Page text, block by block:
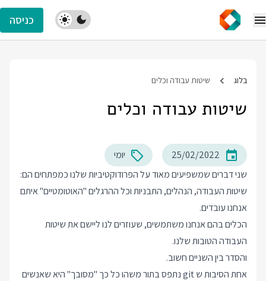
כניסה
בלוג שיטות עבודה וכלים
שיטות עבודה וכלים
25/02/2022
יומי
שני דברים שמשפיעים מאוד על הפרודוקטיביות שלנו כמפתחים הם:
שיטות העבודה, הנהלים, התבניות וכל ההרגלים "האוטומטיים" איתם
אנחנו עובדים.
הכלים בהם אנחנו משתמשים, שעוזרים לנו ליישם את שיטות
העבודה הטובות שלנו.
והסדר בין השניים חשוב.
אחת הסיבות ש git נתפס בתור משהו כל כך "מסובך" היא שאנשים